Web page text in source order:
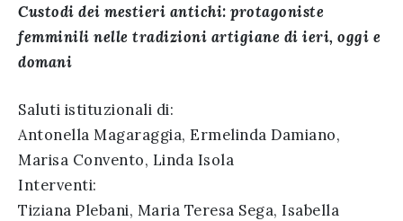
Custodi dei mestieri antichi: protagoniste
femminili nelle tradizioni artigiane di ieri, oggi e
domani
Saluti istituzionali di:
Antonella Magaraggia, Ermelinda Damiano,
Marisa Convento, Linda Isola
Interventi:
Tiziana Plebani, Maria Teresa Sega, Isabella